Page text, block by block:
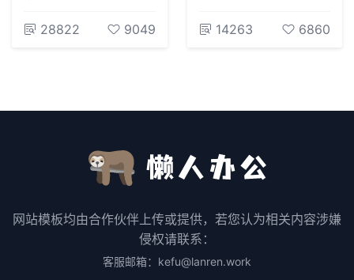
28822 9049 14263 6860
网站模板均由合作伙伴上传或提供，若您认为相关内容涉嫌
侵权请联系：
客服邮箱：kefu@lanren.work